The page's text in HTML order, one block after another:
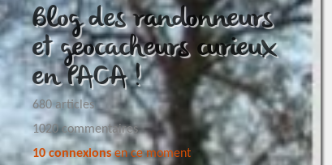
Blog des randonneurs
et geocacheurs curieux
en PACA !
680 articles
1020 commentaires
10 connexionsen ce moment